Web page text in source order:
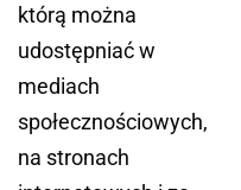
którą można
udostępniać w
mediach
społecznościowych,
na stronach